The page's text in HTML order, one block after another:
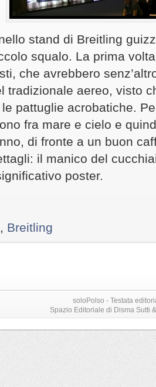
stand di Breitling
squalo. La prima
che avrebbero
tradizionale aereo, visto
pattuglie acrobatiche.
fra mare e cielo e
di fronte a un buon
il manico del
poster.
Breitling
soloPolso - Testata
Spazio Editoriale di Disma Sutti